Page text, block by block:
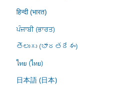
हिन्दी (भारत)
ਪੰਜਾਬੀ (ਭਾਰਤ)
తెలుగు (భారతదేశం)
ไทย (ไทย)
日本語 (日本)